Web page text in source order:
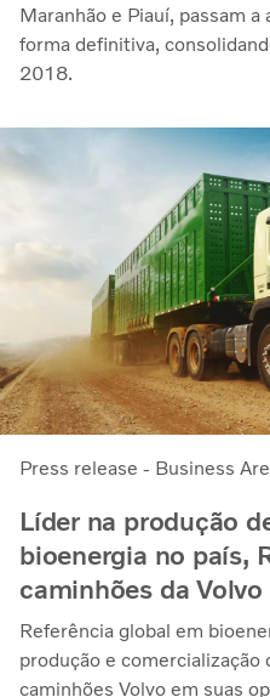
Maranhão e Piauí, passam
forma definitiva,
2018.
Press release - Business
Líder na produção
bioenergia no país,
caminhões da Volvo
Referência global em
produção e comercialização
caminhões Volvo em suas